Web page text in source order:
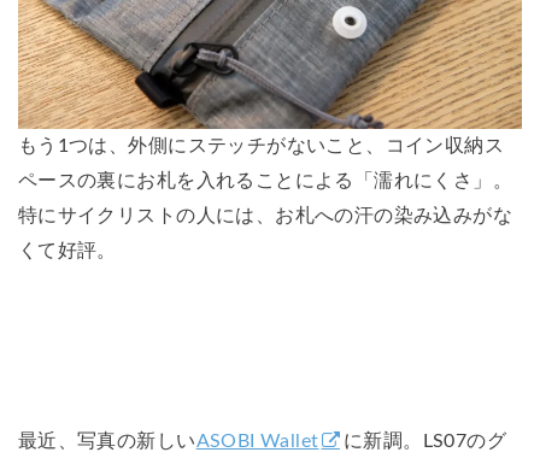
もう1つは、外側にステッチがないこと、コイン収納ス
ペースの裏にお札を入れることによる「濡れにくさ」。
特にサイクリストの人には、お札への汗の染み込みがな
くて好評。
最近、写真の新しいASOBI Wallet
に新調。LS07のグ